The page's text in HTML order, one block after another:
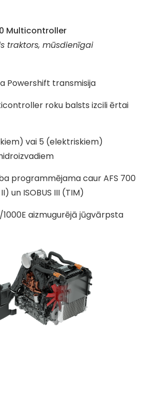
Multicontroller
traktors, mūsdienīgai
Powershift transmisija
roku balsts izcili ērtai
vai 5 (elektriskiem)
programmējama caur AFS 700
un ISOBUS III (TIM)
aizmugurējā jūgvārpsta